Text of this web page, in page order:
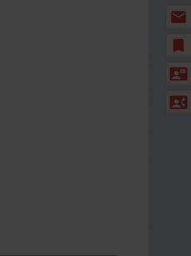
mail
bookmark
contact_mail
contact_phone